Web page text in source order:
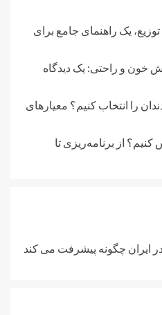
یک راهنمای جامع برای
خون و راحتی: یک دیدگاه
را انتخاب کنیم؟ معیارهای
از برنامه‌ریزی تا
ایران چگونه پیشرفت می کند